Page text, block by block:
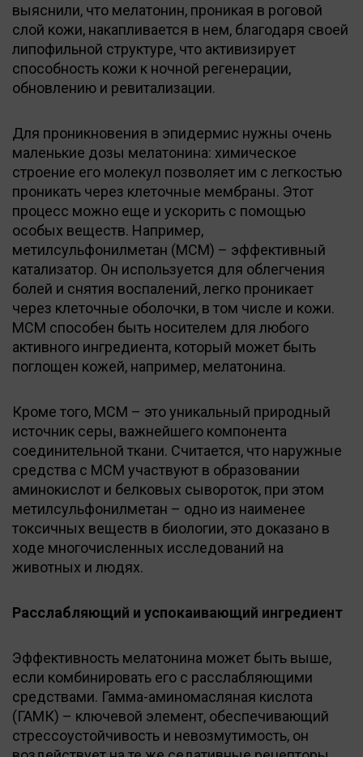
выяснили, что мелатонин, проникая в роговой
слой кожи, накапливается в нем, благодаря своей
липофильной структуре, что активизирует
способность кожи к ночной регенерации,
обновлению и ревитализации.
Для проникновения в эпидермис нужны очень
маленькие дозы мелатонина: химическое
строение его молекул позволяет им с легкостью
проникать через клеточные мембраны. Этот
процесс можно еще и ускорить с помощью
особых веществ. Например,
метилсульфонилметан (МСМ) – эффективный
катализатор. Он используется для облегчения
болей и снятия воспалений, легко проникает
через клеточные оболочки, в том числе и кожи.
МСМ способен быть носителем для любого
активного ингредиента, который может быть
поглощен кожей, например, мелатонина.
Кроме того, МСМ – это уникальный природный
источник серы, важнейшего компонента
соединительной ткани. Считается, что наружные
средства с МСМ участвуют в образовании
аминокислот и белковых сывороток, при этом
метилсульфонилметан – одно из наименее
токсичных веществ в биологии, это доказано в
ходе многочисленных исследований на
животных и людях.
Расслабляющий и успокаивающий ингредиент
Эффективность мелатонина может быть выше,
если комбинировать его с расслабляющими
средствами. Гамма-аминомасляная кислота
(ГАМК) – ключевой элемент, обеспечивающий
стрессоустойчивость и невозмутимость, он